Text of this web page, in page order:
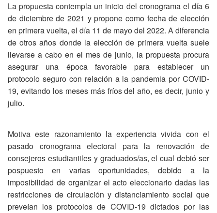
La propuesta contempla un inicio del cronograma el día 6
de diciembre de 2021 y propone como fecha de elección
en primera vuelta, el día 11 de mayo del 2022. A diferencia
de otros años donde la elección de primera vuelta suele
llevarse a cabo en el mes de junio, la propuesta procura
asegurar una época favorable para establecer un
protocolo seguro con relación a la pandemia por COVID-
19, evitando los meses más fríos del año, es decir, junio y
julio.
Motiva este razonamiento la experiencia vivida con el
pasado cronograma electoral para la renovación de
consejeros estudiantiles y graduados/as, el cual debió ser
pospuesto en varias oportunidades, debido a la
imposibilidad de organizar el acto eleccionario dadas las
restricciones de circulación y distanciamiento social que
preveían los protocolos de COVID-19 dictados por las